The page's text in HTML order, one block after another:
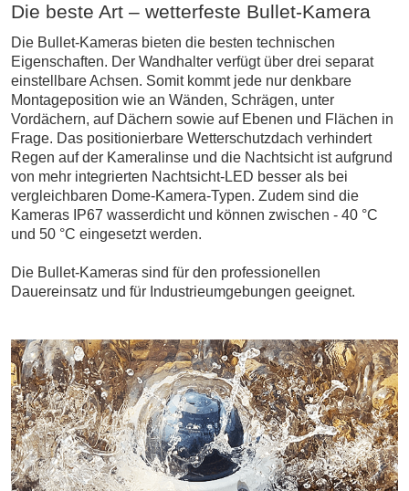
Die beste Art – wetterfeste Bullet-Kamera
Die Bullet-Kameras bieten die besten technischen
Eigenschaften. Der Wandhalter verfügt über drei separat
einstellbare Achsen. Somit kommt jede nur denkbare
Montageposition wie an Wänden, Schrägen, unter
Vordächern, auf Dächern sowie auf Ebenen und Flächen in
Frage. Das positionierbare Wetterschutzdach verhindert
Regen auf der Kameralinse und die Nachtsicht ist aufgrund
von mehr integrierten Nachtsicht-LED besser als bei
vergleichbaren Dome-Kamera-Typen. Zudem sind die
Kameras IP67 wasserdicht und können zwischen - 40 °C
und 50 °C eingesetzt werden.
Die Bullet-Kameras sind für den professionellen
Dauereinsatz und für Industrieumgebungen geeignet.